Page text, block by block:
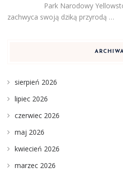
Park Narodowy
zachwyca swoją dziką przyrodą …
sierpień 2026
lipiec 2026
czerwiec 2026
maj 2026
kwiecień 2026
marzec 2026